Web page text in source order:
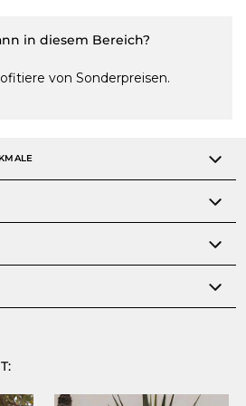
in diesem Bereich?
von Sonderpreisen.